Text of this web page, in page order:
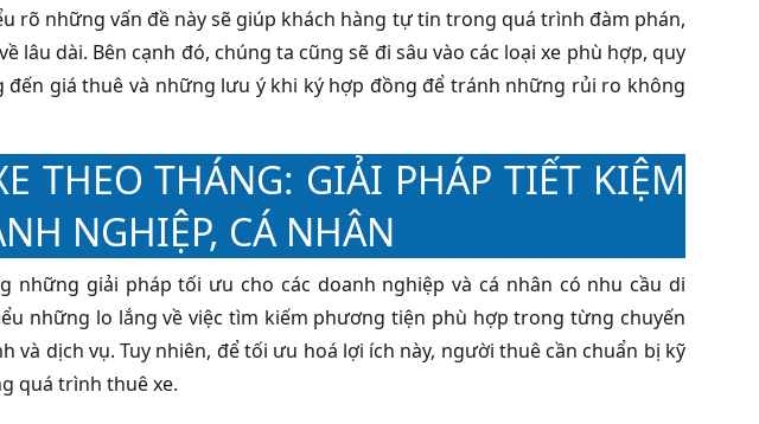
rõ những vấn đề này sẽ giúp khách hàng tự tin trong quá trình đàm phán,
lâu dài. Bên cạnh đó, chúng ta cũng sẽ đi sâu vào các loại xe phù hợp, quy
giá thuê và những lưu ý khi ký hợp đồng để tránh những rủi ro không
THEO THÁNG: GIẢI PHÁP TIẾT KIỆM
NGHIỆP, CÁ NHÂN
giải pháp tối ưu cho các doanh nghiệp và cá nhân có nhu cầu di
những lo lắng về việc tìm kiếm phương tiện phù hợp trong từng chuyến
và dịch vụ. Tuy nhiên, để tối ưu hoá lợi ích này, người thuê cần chuẩn bị kỹ
quá trình thuê xe.